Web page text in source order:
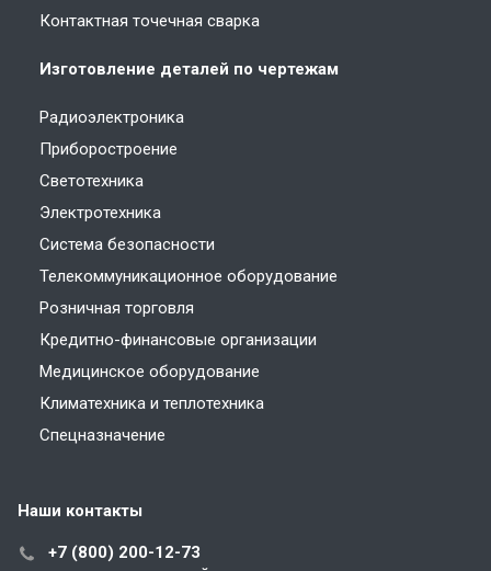
Контактная точечная сварка
Изготовление деталей по чертежам
Радиоэлектроника
Приборостроение
Светотехника
Электротехника
Система безопасности
Телекоммуникационное оборудование
Розничная торговля
Кредитно-финансовые организации
Медицинское оборудование
Климатехника и теплотехника
Спецназначение
Наши контакты
+7 (800) 200-12-73